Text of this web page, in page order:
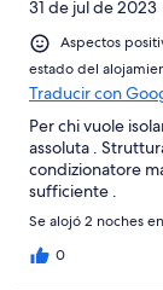
31 de jul de 2023
Aspectos
estado del
Traducir con
Per chi vuole
assoluta .
condizionatore
sufficiente .
Se alojó 2 noches
0